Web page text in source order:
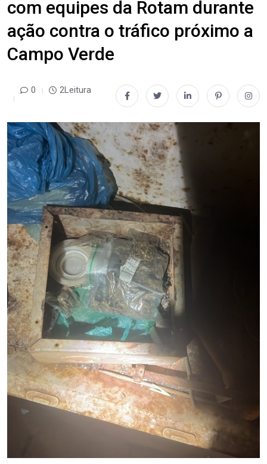
com equipes da Rotam durante
ação contra o tráfico próximo a
Campo Verde
0 2Leitura